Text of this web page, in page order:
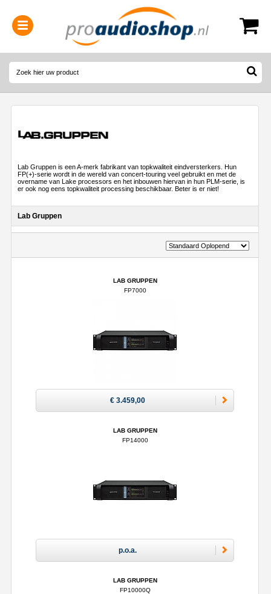
0314-364515
Lab Gruppen is een A-merk fabrikant van topkwaliteit eindversterkers. Hun
FP(+)-serie wordt in de wereld van concert-touring veel gebruikt en met de
overname van Lake processors en het inbouwen hiervan in hun PLM-serie, is
er ook nog eens topkwaliteit processing beschikbaar. Beter is er niet!
Lab Gruppen
LAB GRUPPEN
FP7000
€ 3.459,00
LAB GRUPPEN
FP14000
p.o.a.
LAB GRUPPEN
FP10000Q